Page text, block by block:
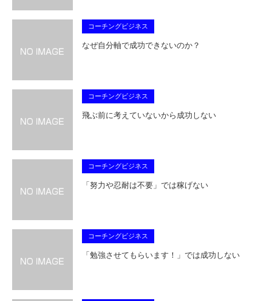
コーチングビジネス
なぜ自分軸で成功できないのか？
コーチングビジネス
飛ぶ前に考えていないから成功しない
コーチングビジネス
「努力や忍耐は不要」では稼げない
コーチングビジネス
「勉強させてもらいます！」では成功しない